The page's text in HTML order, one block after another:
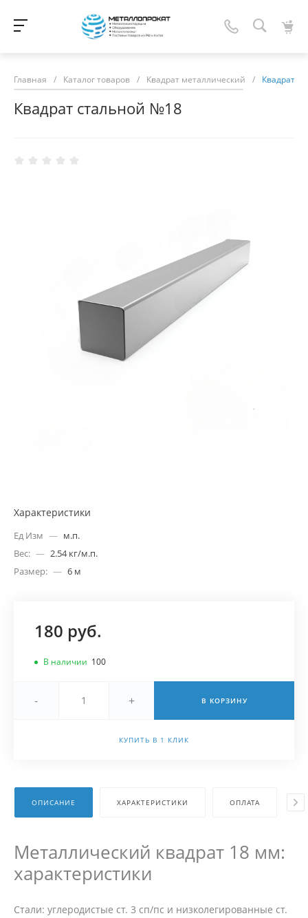
Главная / Каталог товаров / Квадрат металлический / Квадрат
Квадрат стальной №18
Характеристики
Ед Изм — м.п.
Вес: — 2.54 кг/м.п.
Размер: — 6 м
180 руб.
В наличии 100
- + В КОРЗИНУ
КУПИТЬ В 1 КЛИК
ОПИСАНИЕ ХАРАКТЕРИСТИКИ ОПЛАТА
Металлический квадрат 18 мм:
характеристики
Стали: углеродистые ст. 3 сп/пс и низколегированные ст.